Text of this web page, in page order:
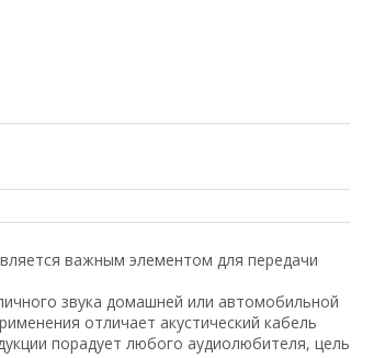
важным элементом для передачи
звука домашней или автомобильной
отличает акустический кабель
порадует любого аудиолюбителя, цель